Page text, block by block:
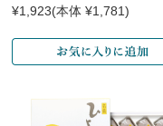
¥1,923(本体 ¥1,781)